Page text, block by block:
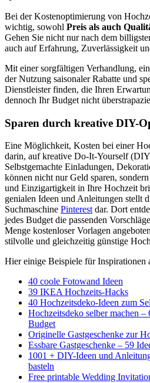
Bei der Kostenoptimierung von
wichtig, sowohl Preis als auch
Gehen Sie nicht nur nach dem
auch auf Erfahrung, Zuverlässigkeit
Mit einer sorgfältigen Verhandlung,
der Nutzung saisonaler Rabatte und
Dienstleister finden, die Ihren
dennoch Ihr Budget nicht
Sparen durch kreative DIY-
Eine Möglichkeit, Kosten bei einer
darin, auf kreative Do-It-Yourself
Selbstgemachte Einladungen,
können nicht nur Geld sparen,
und Einzigartigkeit in Ihre Hochzeit
genialen Ideen und Anleitungen stellt
Suchmaschine Pinterest dar. Dort
jedes Budget die passenden
Menge kostenloser Vorlagen
stilvolle und gleichzeitig günstige
Hier einige Beispiele für Inspirationen
40 coole Fotowand Ideen
39 IKEA Hochzeits-Hacks
40 Hochzeitsdeko-Ideen zum
Hochzeitsdeko selber machen
Budget
Originelle Gastgeschenke zur
Essbare Gastgeschenke – 59
1001 + DIY-Ideen und
basteln
Free printable Wedding